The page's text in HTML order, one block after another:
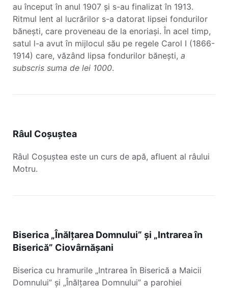
au început în anul 1907 și s-au finalizat în 1913.
Ritmul lent al lucrărilor s-a datorat lipsei fondurilor
bănești, care proveneau de la enoriași. În acel timp,
satul l-a avut în mijlocul său pe regele Carol I (1866-
1914) care, văzând lipsa fondurilor bănești, a
subscris suma de lei 1000.
Râul Coșuștea
Râul Coșuștea este un curs de apă, afluent al râului
Motru.
Biserica „Înălțarea Domnului” și „Intrarea în
Biserică” Ciovârnășani
Biserica cu hramurile „Intrarea în Biserică a Maicii
Domnului” și „Înălțarea Domnului” a parohiei